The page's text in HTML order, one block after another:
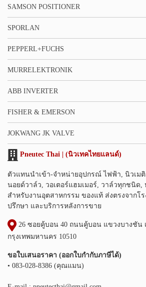
SAMSON POSITIONER
SPORLAN
PEPPERL+FUCHS
MURRELEKTRONIK
ABB INVERTER
FISHER & EMERSON
JOKWANG JK VALVE
Pneutec Thai | (นิวเทคไทยแลนด์)
ตัวแทนนำเข้า-จำหน่ายอุปกรณ์ ไฟฟ้า, นิวเม
นอยด์วาล์ว, วอเตอร์แฮมเมอร์, วาล์วทุกชนิด
สำหรับงานอุตสาหกรรม ของแท้ ส่งตรงจากโ
ปรึกษา และบริการหลังการขาย
26 ซอยคู้บอน 40 ถนนคู้บอน แขวงบางชัน
กรุงเทพมหานคร 10510
ขอใบเสนอราคา (ออกใบกำกับภาษีได้)
• 083-028-8386 (คุณแมน)